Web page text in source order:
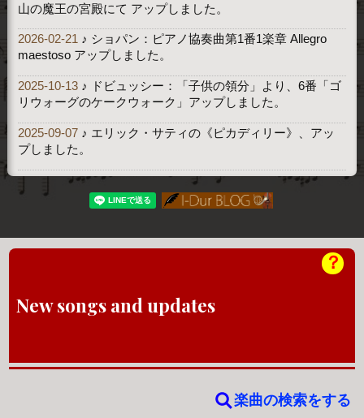
山の魔王の宮殿にて アップしました。
2026-02-21 ♪ ショパン：ピアノ協奏曲第1番1楽章 Allegro
maestoso アップしました。
2025-10-13 ♪ ドビュッシー：「子供の領分」より、6番「ゴ
リウォーグのケークウォーク」アップしました。
2025-09-07 ♪ エリック・サティの《ピカディリー》、アッ
プしました。
New songs and updates
？
楽曲の検索をする